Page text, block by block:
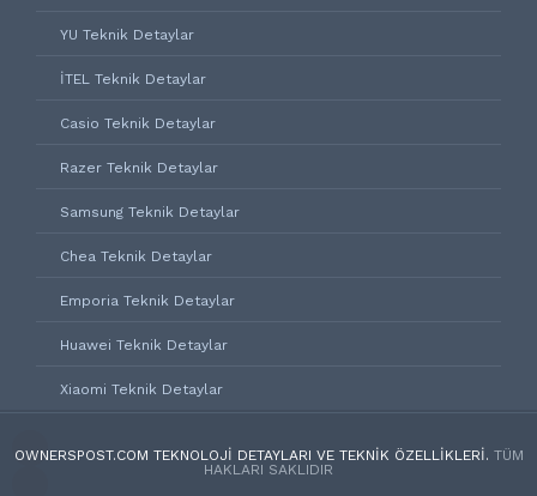
YU Teknik Detaylar
İTEL Teknik Detaylar
Casio Teknik Detaylar
Razer Teknik Detaylar
Samsung Teknik Detaylar
Chea Teknik Detaylar
Emporia Teknik Detaylar
Huawei Teknik Detaylar
Xiaomi Teknik Detaylar
OWNERSPOST.COM TEKNOLOJI DETAYLARI VE TEKNIK ÖZELLIKLERI. TÜM
HAKLARI SAKLIDIR